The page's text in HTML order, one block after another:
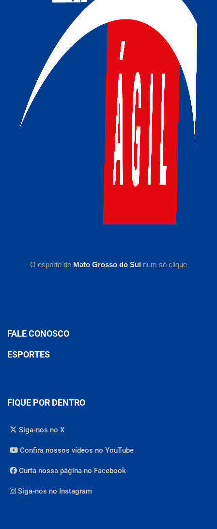
O esporte de Mato Grosso do Sul num só clique
FALE CONOSCO
ESPORTES
FIQUE POR DENTRO
Siga-nos no X
Confira nossos vídeos no YouTube
Curta nossa página no Facebook
Siga-nos no Instagram